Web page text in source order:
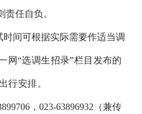
任自负。
时间可根据实际需要作适当调
网“选调生招录”栏目 发布的
行安排。
， 023-63896932 （兼传